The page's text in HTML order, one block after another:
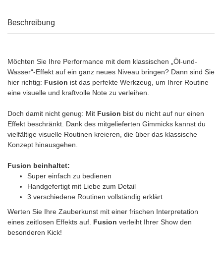
Beschreibung
Möchten Sie Ihre Performance mit dem klassischen „Öl-und-
Wasser“-Effekt auf ein ganz neues Niveau bringen? Dann sind Sie
hier richtig: Fusion ist das perfekte Werkzeug, um Ihrer Routine
eine visuelle und kraftvolle Note zu verleihen.
Doch damit nicht genug: Mit Fusion bist du nicht auf nur einen
Effekt beschränkt. Dank des mitgelieferten Gimmicks kannst du
vielfältige visuelle Routinen kreieren, die über das klassische
Konzept hinausgehen.
Fusion beinhaltet:
Super einfach zu bedienen
Handgefertigt mit Liebe zum Detail
3 verschiedene Routinen vollständig erklärt
Werten Sie Ihre Zauberkunst mit einer frischen Interpretation
eines zeitlosen Effekts auf. Fusion verleiht Ihrer Show den
besonderen Kick!